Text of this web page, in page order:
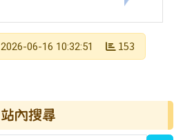
2026-06-16 10:32:51 153
站內搜尋